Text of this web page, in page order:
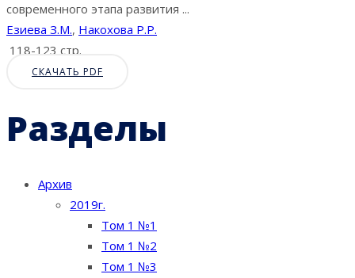
современного этапа развития ...
Езиева З.М., Накохова Р.Р.
118-123 стр.
СКАЧАТЬ PDF
Разделы
Архив
2019г.
Том 1 №1
Том 1 №2
Том 1 №3